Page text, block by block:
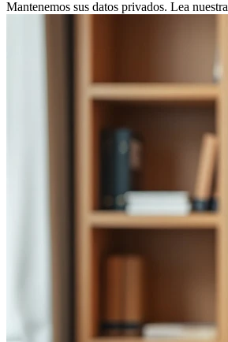
Mantenemos sus datos privados. Lea nuestra